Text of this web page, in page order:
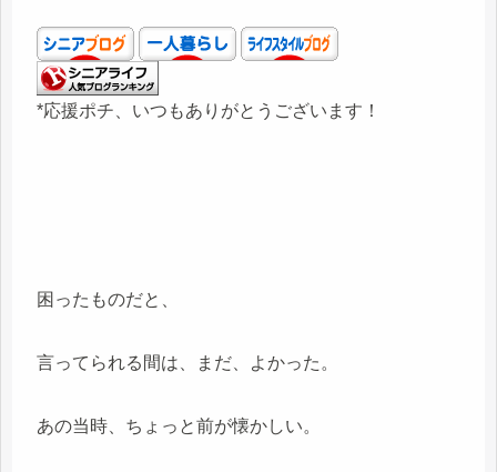
*応援ポチ、いつもありがとうございます！
困ったものだと、
言ってられる間は、まだ、よかった。
あの当時、ちょっと前が懐かしい。